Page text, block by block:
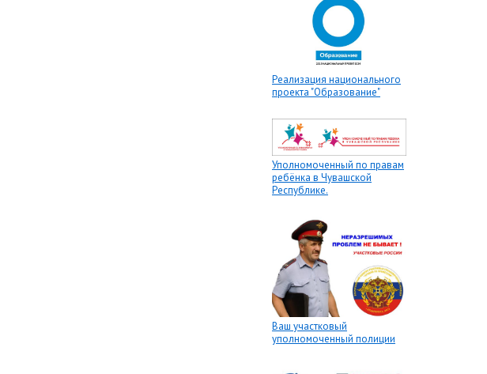
Реализация национального
проекта "Образование"
Уполномоченный по правам
ребёнка в Чувашской
Республике.
Ваш участковый
уполномоченный полиции